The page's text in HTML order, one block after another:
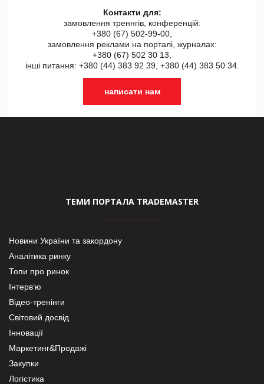
Контакти для:
замовлення треннгів, конференцій:
+380 (67) 502-99-00,
замовлення реклами на порталі, журналах:
+380 (67) 502 30 13,
інші питання: +380 (44) 383 92 39, +380 (44) 383 50 34.
написати нам
ТЕМИ ПОРТАЛА TRADEMASTER
Новини України та закордону
Аналітика ринку
Топи про ринок
Інтерв’ю
Відео-тренінги
Світовий досвід
Інновації
Маркетинг&Продажі
Закупки
Логістика